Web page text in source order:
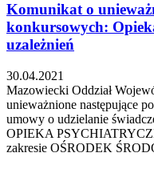
Komunikat o
konkursowych:
uzależnień
30.04.2021
Mazowiecki Oddział
unieważnione następujące
umowy o udzielanie
OPIEKA
zakresie OŚRODEK